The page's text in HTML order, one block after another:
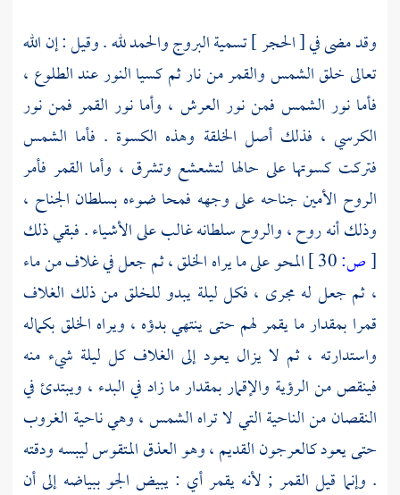
وقد مضى في [ الحجر ] تسمية البروج والحمد لله . وقيل : إن الله
تعالى خلق الشمس والقمر من نار ثم كسيا النور عند الطلوع ،
فأما نور الشمس فمن نور العرش ، وأما نور القمر فمن نور
الكرسي ، فذلك أصل الخلقة وهذه الكسوة . فأما الشمس
فتركت كسوتها على حالها لتشعشع وتشرق ، وأما القمر فأمر
الروح الأمين جناحه على وجهه فمحا ضوءه بسلطان الجناح ،
وذلك أنه روح ، والروح سلطانه غالب على الأشياء . فبقي ذلك
[ص:
المحو على ما يراه الخلق ، ثم جعل في غلاف من ماء
، ثم جعل له مجرى ، فكل ليلة يبدو للخلق من ذلك الغلاف
قمرا بمقدار ما يقمر لهم حتى ينتهي بدؤه ، ويراه الخلق بكماله
واستدارته ، ثم لا يزال يعود إلى الغلاف كل ليلة شيء منه
فينقص من الرؤية والإقمار بمقدار ما زاد في البدء ، ويبتدئ في
النقصان من الناحية التي لا تراه الشمس ، وهي ناحية الغروب
حتى يعود كالعرجون القديم ، وهو العذق المتقوس ليبسه ودقته
. وإنما قيل القمر ; لأنه يقمر أي : يبيض الجو ببياضه إلى أن